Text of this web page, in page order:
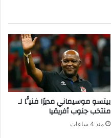
بيتسو موسيماني مديرًا فنيًّا لـ
منتخب جنوب أفريقيا
منذ 4 ساعات